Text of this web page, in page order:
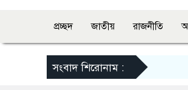
প্রচ্ছদ জাতীয় রাজনীতি
সংবাদ শিরোনাম :